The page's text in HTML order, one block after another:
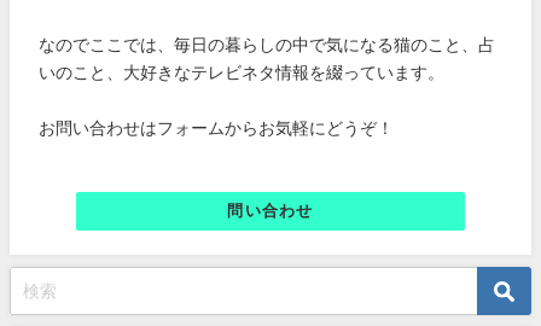
なのでここでは、毎日の暮らしの中で気になる猫のこと、占
いのこと、大好きなテレビネタ情報を綴っています。
お問い合わせはフォームからお気軽にどうぞ！
問い合わせ